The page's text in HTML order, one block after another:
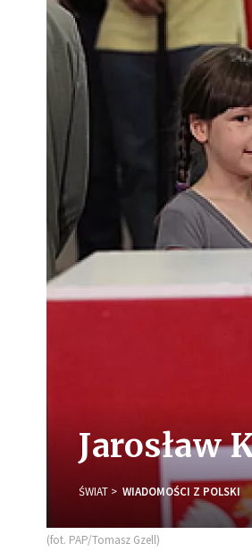
Jarosław
ŚWIAT WIADOMOŚCI Z POLSKI
(fot. PAP/Tomasz Gzell)